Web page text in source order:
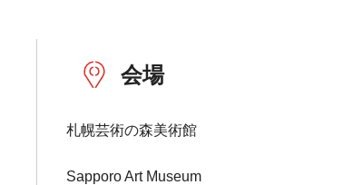
会場
札幌芸術の森美術館
Sapporo Art Museum